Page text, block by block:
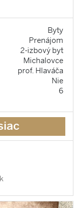
Byty
Prenájom
2-izbový byt
Michalovce
prof. Hlaváča
Nie
6